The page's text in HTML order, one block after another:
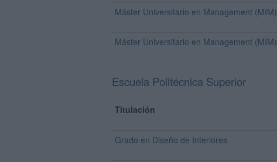
Máster Universitario en Management (MIM)
Máster Universitario en Management (MIM)
Escuela Politécnica Superior
Titulación
Grado en Diseño de Interiores